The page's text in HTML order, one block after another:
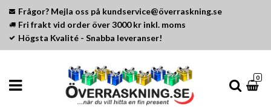
Frågor? Mejla oss på kundservice@överraskning.se
Fri frakt vid order över 3000 kr inkl. moms
Högsta Kvalité - Snabba leveranser!
0